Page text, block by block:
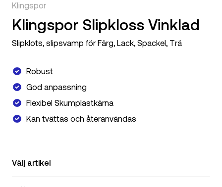
Klingspor
Klingspor Slipkloss Vinklad
Slipklots, slipsvamp för Färg, Lack, Spackel, Trä
Robust
God anpassning
Flexibel Skumplastkärna
Kan tvättas och återanvändas
Välj artikel